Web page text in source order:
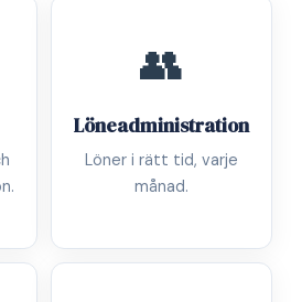
👥
Löneadministration
Löner i rätt tid, varje
månad.